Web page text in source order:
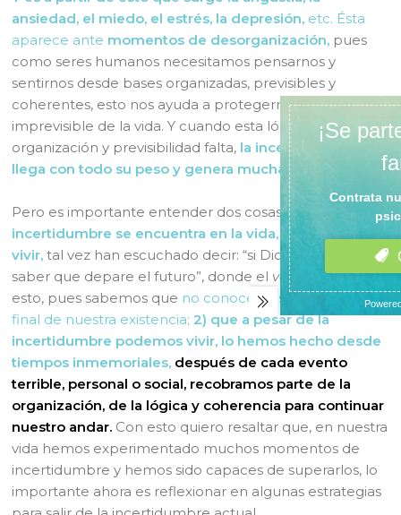
ansiedad, el miedo, el estrés, la depresión, etc. Ésta
aparece ante momentos de desorganización, pues
como seres humanos necesitamos pensarnos y
sentirnos desde bases organizadas, previsibles y
coherentes, esto nos ayuda a protegernos de la parte
imprevisible de la vida. Y cuando esta lógica de
organización y previsibilidad falta, la incertidumbre
llega con todo su peso y genera mucha angustia.
Pero es importante entender dos cosas:1) que la
incertidumbre se encuentra en la vida, es esencial del
vivir, tal vez han escuchado decir: “si Dios quiere” o “a
saber que depare el futuro”, donde el vox populirefleja
esto, pues sabemos que no conocemos el resultado
final de nuestra existencia; 2) que a pesar de la
incertidumbre podemos vivir, lo hemos hecho desde
tiempos inmemoriales, después de cada evento
terrible, personal o social, recobramos parte de la
organización, de la lógica y coherencia para continuar
nuestro andar. Con esto quiero resaltar que, en nuestra
vida hemos experimentado muchos momentos de
incertidumbre y hemos sido capaces de superarlos, lo
importante ahora es reflexionar en algunas estrategias